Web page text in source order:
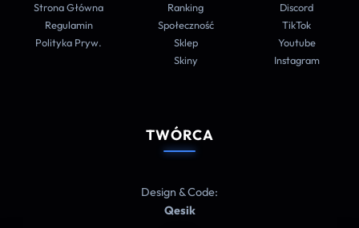
Strona Główna
Regulamin
Polityka Pryw.
Ranking
Społeczność
Sklep
Skiny
Discord
TikTok
Youtube
Instagram
TWÓRCA
Design & Code:
Qesik